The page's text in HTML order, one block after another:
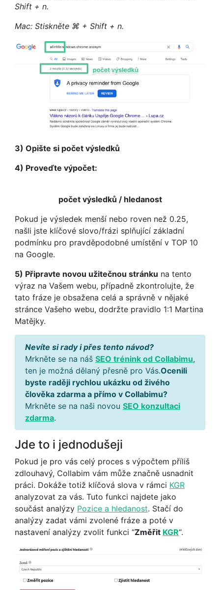
Shift + n.
Mac: Stiskněte ⌘ + Shift + n.
3) Opište si počet výsledků
4) Proveďte výpočet:
počet výsledků / hledanost
Pokud je výsledek menší nebo roven než 0.25,
našli jste klíčové slovo/frázi splňující základní
podmínku pro pravděpodobné umístění v TOP 10
na Google.
5) Připravte novou užitečnou stránku na tento
výraz na Vašem webu, případně zkontrolujte, že
tato fráze je obsažena celá a správně v nějaké
stránce Vašeho webu, dodržte pravidlo 1:1 Martina
Matějky.
Nevíte si rady i přes tento návod?
Mrkněte se na náš SEO trénink od Collabimu,
ten je možná dělaný přesně pro Vás.Ocenili
byste raději rychlou ukázku od živého
člověka zdarma a přímo v Collabimu?
Mrkněte se na naši novou SEO konzultaci
zdarma.
Jde to i jednodušeji
Pokud je pro vás celý proces s výpočtem příliš
zdlouhavý, Collabim vám může značně usnadnit
práci. Dokáže totiž klíčová slova v rámci KGR
analyzovat za vás. Tuto funkci najdete jako
součást analýzy Pozice a hledanost. Stačí do
analýzy zadat vámi zvolené fráze a poté v
nastavení analýzy zvolit funkci “Změřit KGR“.